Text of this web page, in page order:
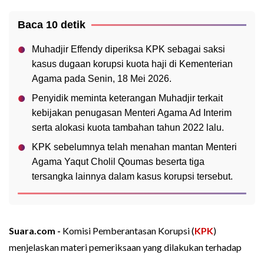
Baca 10 detik
Muhadjir Effendy diperiksa KPK sebagai saksi
kasus dugaan korupsi kuota haji di Kementerian
Agama pada Senin, 18 Mei 2026.
Penyidik meminta keterangan Muhadjir terkait
kebijakan penugasan Menteri Agama Ad Interim
serta alokasi kuota tambahan tahun 2022 lalu.
KPK sebelumnya telah menahan mantan Menteri
Agama Yaqut Cholil Qoumas beserta tiga
tersangka lainnya dalam kasus korupsi tersebut.
Suara.com - Komisi Pemberantasan Korupsi (KPK)
menjelaskan materi pemeriksaan yang dilakukan terhadap